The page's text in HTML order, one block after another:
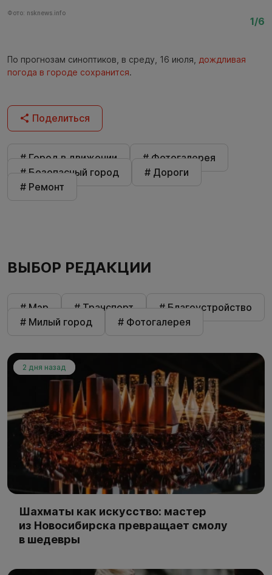
Фото: nsknews.info
1/6
По прогнозам синоптиков, в среду, 16 июля, дождливая
погода в городе сохранится.
Поделиться
# Город в движении
# Фотогалерея
# Безопасный город
# Дороги
# Ремонт
ВЫБОР РЕДАКЦИИ
# Мэр # Транспорт
# Благоустройство
# Милый город
# Фотогалерея
2 дня назад
Шахматы как искусство: мастер
из Новосибирска превращает смолу
в шедевры